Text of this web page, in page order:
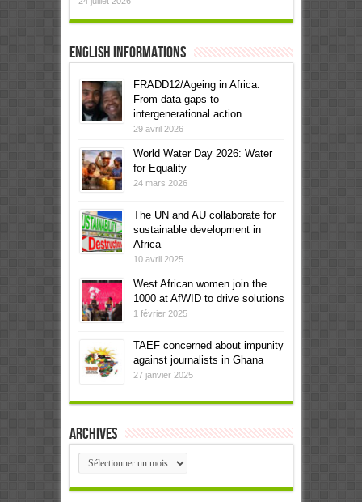
English informations
FRADD12/Ageing in Africa:
From data gaps to
intergenerational action
29 avril 2026
World Water Day 2026: Water
for Equality
24 mars 2026
The UN and AU collaborate for
sustainable development in
Africa
10 avril 2025
West African women join the
1000 at AfWID to drive solutions
1 février 2025
TAEF concerned about impunity
against journalists in Ghana
27 janvier 2025
Archives
Archives